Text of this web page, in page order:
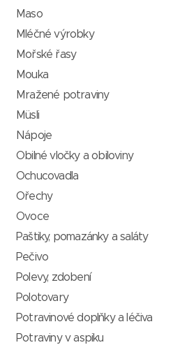
Maso
Mléčné výrobky
Mořské řasy
Mouka
Mražené potraviny
Müsli
Nápoje
Obilné vločky a obiloviny
Ochucovadla
Ořechy
Ovoce
Paštiky, pomazánky a saláty
Pečivo
Polevy, zdobení
Polotovary
Potravinové doplňky a léčiva
Potraviny v aspiku